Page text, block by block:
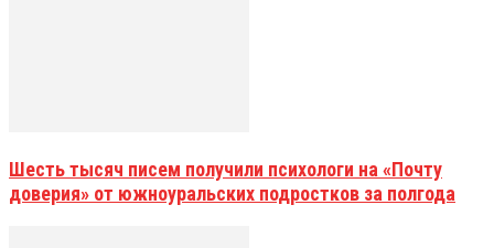
Шесть тысяч писем получили психологи на «Почту
доверия» от южноуральских подростков за полгода